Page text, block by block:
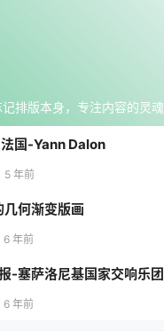
国-Yann Dalon
5 年前
何渐变版画
6 年前
-塞萨洛尼基国家交响乐团
6 年前